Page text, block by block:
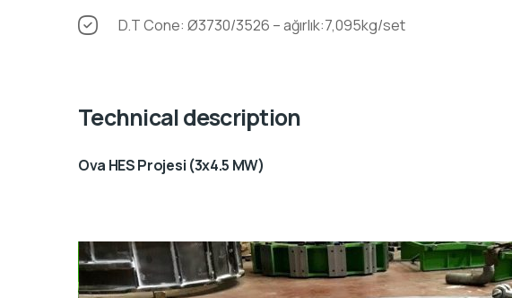
D.T Cone: Ø3730/3526 – ağırlık:7,095kg/set
Technical description
Ova HES Projesi (3x4.5 MW)